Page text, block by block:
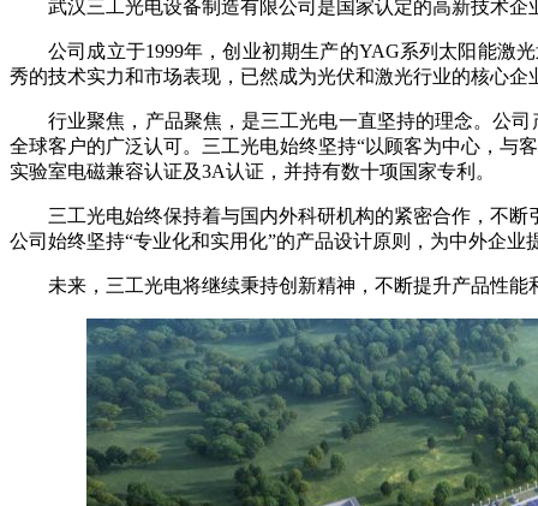
武汉三工光电设备制造有限公司是国家认定的高新技术
公司成立于1999年，创业初期生产的YAG系列太阳能激
秀的技术实力和市场表现，已然成为光伏和激光行业的核心企
行业聚焦，产品聚焦，是三工光电一直坚持的理念。公
全球客户的广泛认可。三工光电始终坚持“以顾客为中心，与
实验室电磁兼容认证及3A认证，并持有数十项国家专利。
三工光电始终保持着与国内外科研机构的紧密合作，不
公司始终坚持“专业化和实用化”的产品设计原则，为中外企
未来，三工光电将继续秉持创新精神，不断提升产品性